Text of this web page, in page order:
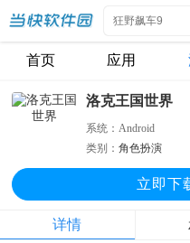
首页 应用
洛克王国世界
系统：Android
类别：角色扮演
立即下
详情